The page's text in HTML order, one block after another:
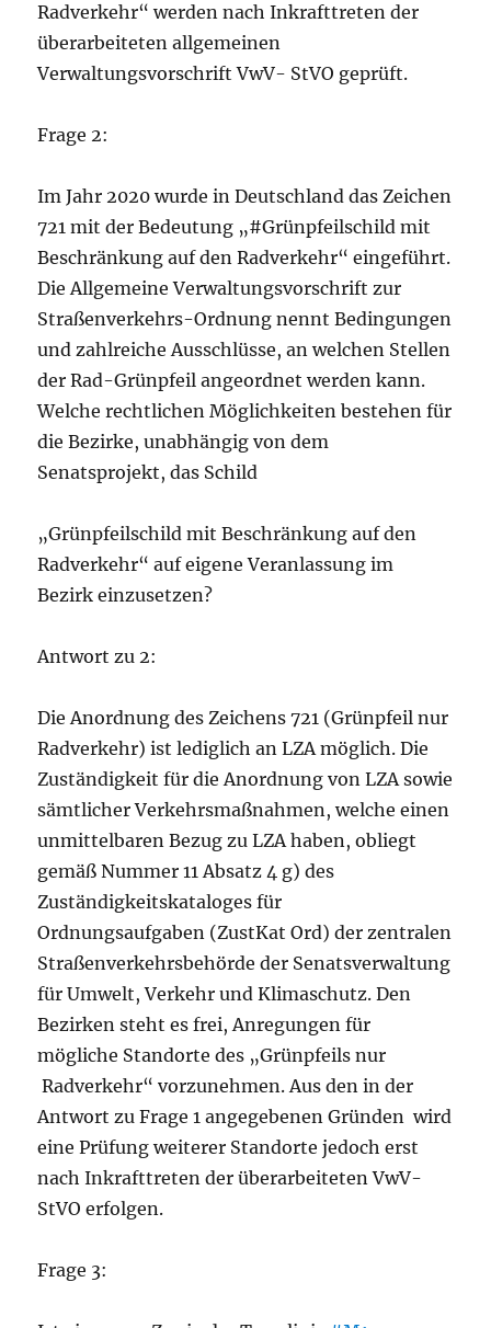
Radverkehr“ werden nach Inkrafttreten der
überarbeiteten allgemeinen
Verwaltungsvorschrift VwV- StVO geprüft.
Frage 2:
Im Jahr 2020 wurde in Deutschland das Zeichen
721 mit der Bedeutung „#Grünpfeilschild mit
Beschränkung auf den Radverkehr“ eingeführt.
Die Allgemeine Verwaltungsvorschrift zur
Straßenverkehrs-Ordnung nennt Bedingungen
und zahlreiche Ausschlüsse, an welchen Stellen
der Rad-Grünpfeil angeordnet werden kann.
Welche rechtlichen Möglichkeiten bestehen für
die Bezirke, unabhängig von dem
Senatsprojekt, das Schild
„Grünpfeilschild mit Beschränkung auf den
Radverkehr“ auf eigene Veranlassung im
Bezirk einzusetzen?
Antwort zu 2:
Die Anordnung des Zeichens 721 (Grünpfeil nur
Radverkehr) ist lediglich an LZA möglich. Die
Zuständigkeit für die Anordnung von LZA sowie
sämtlicher Verkehrsmaßnahmen, welche einen
unmittelbaren Bezug zu LZA haben, obliegt
gemäß Nummer 11 Absatz 4 g) des
Zuständigkeitskataloges für
Ordnungsaufgaben (ZustKat Ord) der zentralen
Straßenverkehrsbehörde der Senatsverwaltung
für Umwelt, Verkehr und Klimaschutz. Den
Bezirken steht es frei, Anregungen für
mögliche Standorte des „Grünpfeils nur
Radverkehr“ vorzunehmen. Aus den in der
Antwort zu Frage 1 angegebenen Gründen wird
eine Prüfung weiterer Standorte jedoch erst
nach Inkrafttreten der überarbeiteten VwV-
StVO erfolgen.
Frage 3: